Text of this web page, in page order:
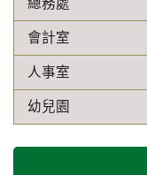
會計室
人事室
幼兒園